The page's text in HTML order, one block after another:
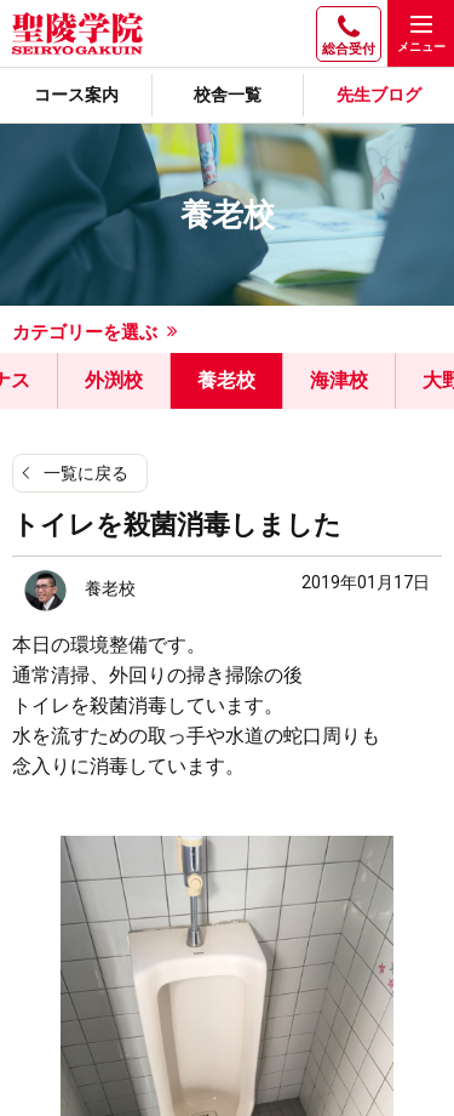
総合受付
コース案内 校舎一覧 先生ブログ
養老校
カテゴリーを選ぶ
ス 外渕校 養老校 海津校 大
一覧に戻る
トイレを殺菌消毒しました
養老校 2019年01月17日
本日の環境整備です。
通常清掃、外回りの掃き掃除の後
トイレを殺菌消毒しています。
水を流すための取っ手や水道の蛇口周りも
念入りに消毒しています。